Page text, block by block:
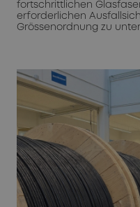
fortschrittlichen
erforderlichen
Grössenordnung zu